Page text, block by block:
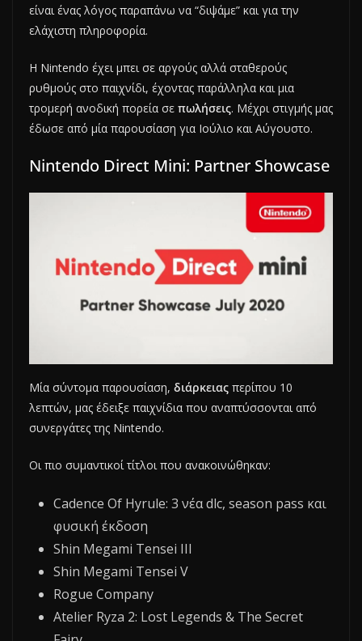
είναι ένας λόγος παραπάνω να “διψάμε” και για την
ελάχιστη πληροφορία.
Η Nintendo έχει μπει σε αργούς αλλά σταθερούς
ρυθμούς στο παιχνίδι, έχοντας παράλληλα και μια
τρομερή ανοδική πορεία σε πωλήσεις. Μέχρι στιγμής μας
έδωσε από μία παρουσίαση για Ιούλιο και Αύγουστο.
Nintendo Direct Mini: Partner Showcase
Μία σύντομα παρουσίαση, διάρκειας περίπου 10
λεπτών, μας έδειξε παιχνίδια που αναπτύσσονται από
συνεργάτες της Nintendo.
Οι πιο συμαντικοί τίτλοι που ανακοινώθηκαν:
Cadence Of Hyrule: 3 νέα dlc, season pass και
φυσική έκδοση
Shin Megami Tensei III
Shin Megami Tensei V
Rogue Company
Atelier Ryza 2: Lost Legends & The Secret